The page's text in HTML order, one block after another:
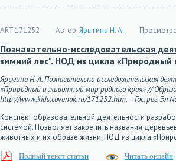
ART 171252 Автор:Ярыгина Н. А.
Познавательно-исследовательская
зимний лес". НОД из цикла
Ярыгина Н. А. Познавательно-исследовательская
«Природный и животный мир родного края» //
http://www.kids.covenok.ru/171252.htm. – Гос. рег. Эл
Конспект образовательной деятельности
системой. Позволяет закрепить названия
животных и их образе жизни. НОД из цикла
Полный текст статьи Читать онлайн